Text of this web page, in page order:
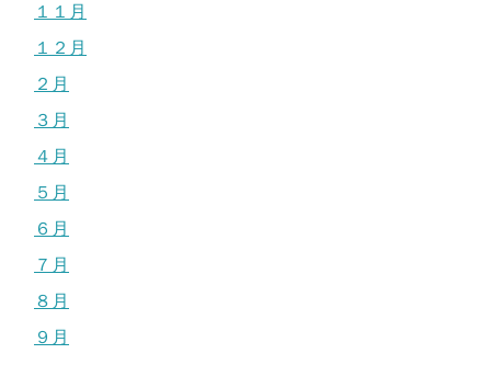
１１月
１２月
２月
３月
４月
５月
６月
７月
８月
９月